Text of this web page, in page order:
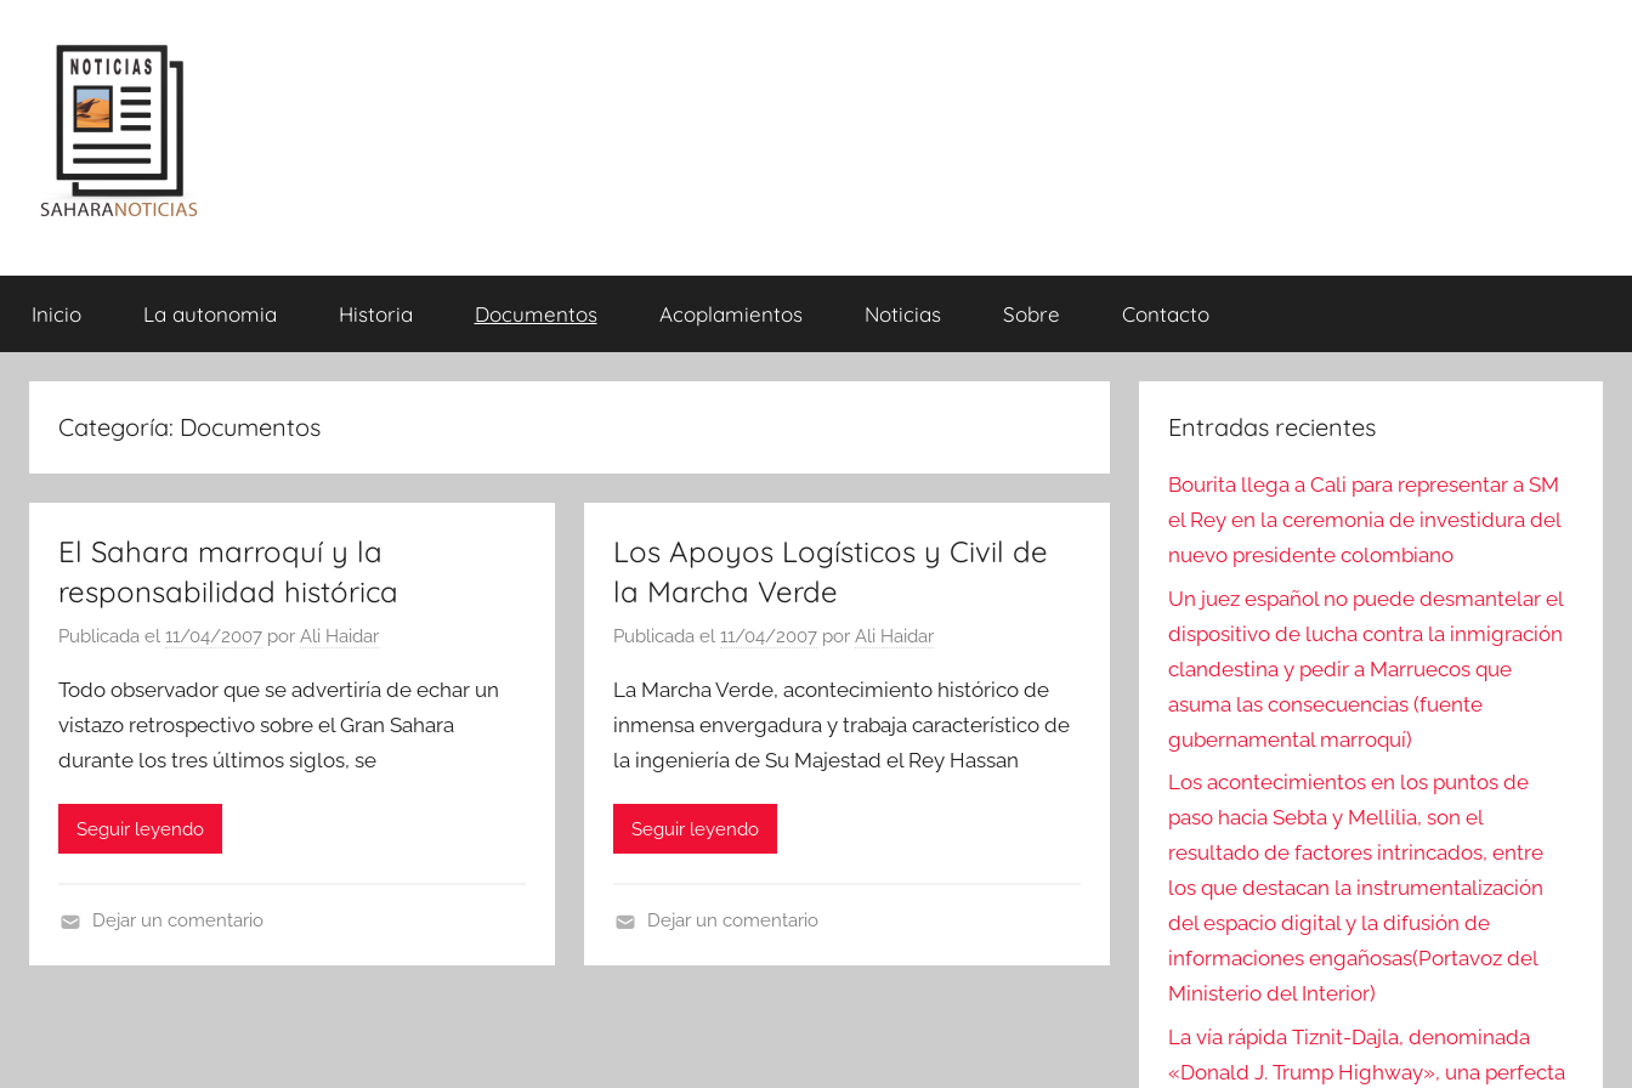
contenido
Sahara
Noticias
Inicio La autonomia Historia Documentos Acoplamientos Noticias Sobre Contacto
Categoría: Documentos
El Sahara marroquí y la
responsabilidad histórica
Publicada el 11/04/2007 por Ali Haidar
Todo observador que se advertiría de echar un
vistazo retrospectivo sobre el Gran Sahara
durante los tres últimos siglos, se
Seguir leyendo
Dejar un comentario
Los Apoyos Logísticos y Civil de
la Marcha Verde
Publicada el11/04/2007 porAli Haidar
La Marcha Verde, acontecimiento histórico de
inmensa envergadura y trabaja característico de
la ingeniería de Su Majestad el Rey Hassan
Seguir leyendo
Dejar un comentario
Entradas recientes
Bourita llega a Cali para representar a SM
el Rey en la ceremonia de investidura del
nuevo presidente colombiano
Un juez español no puede desmantelar el
dispositivo de lucha contra la inmigración
clandestina y pedir a Marruecos que
asuma las consecuencias (fuente
gubernamental marroquí)
Los acontecimientos en los puntos de
paso hacia Sebta y Mellilia, son el
resultado de factores intrincados, entre
los que destacan la instrumentalización
del espacio digital y la difusión de
informaciones engañosas(Portavoz del
Ministerio del Interior)
La vía rápida Tiznit-Dajla, denominada
«Donald J. Trump Highway», una perfecta